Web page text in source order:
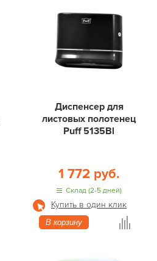
Диспенсер для
листовых полотенец
Puff 5135Bl
1 772 руб.
Склад (2-5 дней)
Купить в один клик
В корзину